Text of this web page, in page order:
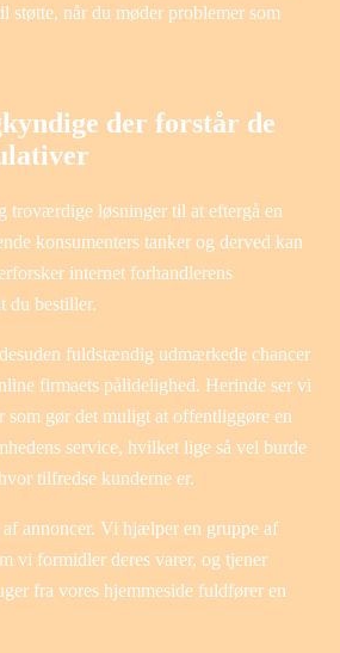
støtte, når du møder problemer som
der forstår de
troværdige løsninger til at eftergå en
konsumenters tanker og derved kan
internet forhandlerens
du bestiller.
fuldstændig udmærkede chancer
firmaets pålidelighed. Herinde ser vi
som gør det muligt at offentliggøre en
service, hvilket lige så vel burde
tilfredse kunderne er.
af annoncer. Vi hjælper en gruppe af
vi formidler deres varer, og tjener
fra vores hjemmeside fuldfører en